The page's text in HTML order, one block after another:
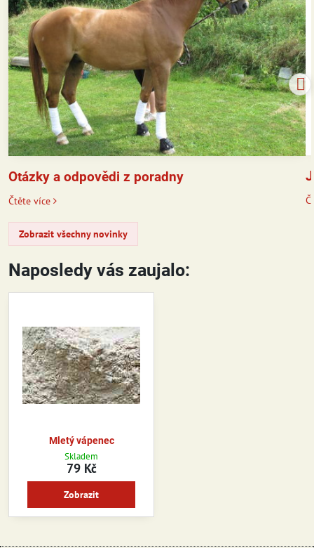
Otázky a odpovědi z poradny
Čtěte více
Zobrazit všechny novinky
Naposledy vás zaujalo:
Mletý vápenec
Skladem
79 Kč
Zobrazit